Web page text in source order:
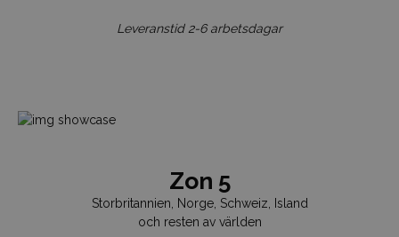
Leveranstid 2-6 arbetsdagar
Zon 5
Storbritannien, Norge, Schweiz, Island
och resten av världen